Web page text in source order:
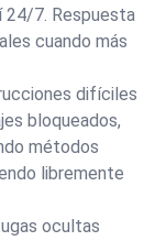
24/7. Respuesta
cuando más
difíciles
bloqueados,
métodos
libremente
ocultas